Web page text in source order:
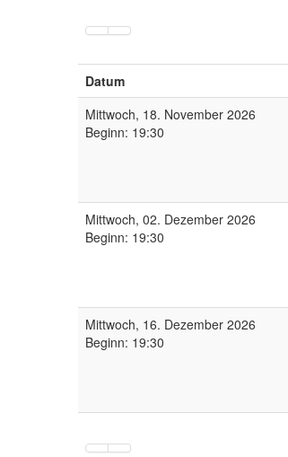
Datum
Mittwoch, 18. November 2026
Beginn: 19:30
Mittwoch, 02. Dezember 2026
Beginn: 19:30
Mittwoch, 16. Dezember 2026
Beginn: 19:30